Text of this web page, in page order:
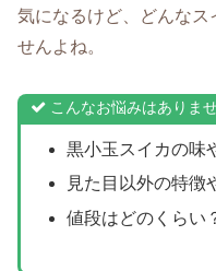
気になるけど、どんなス
せんよね。
こんなお悩みはありま
黒小玉スイカの味
見た目以外の特徴
値段はどのくらい